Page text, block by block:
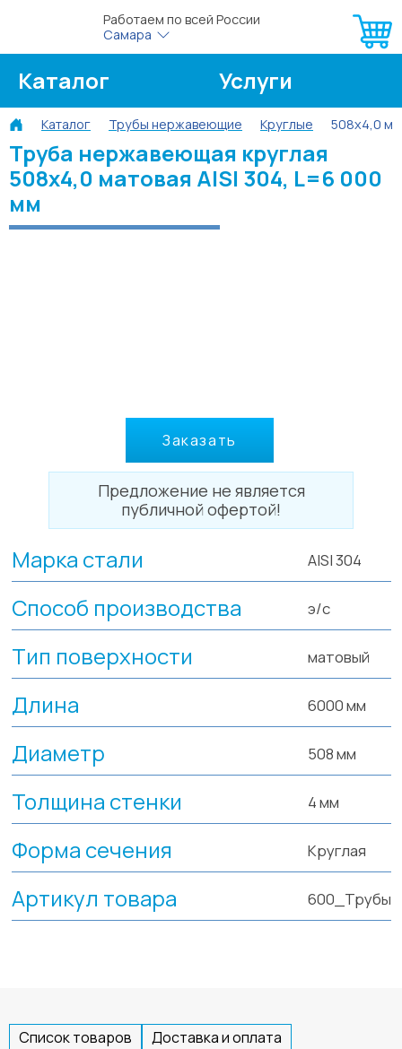
Работаем по всей России
Самара
Каталог
Услуги
О компании
Об оплате
Блог
Контакты
Каталог Трубы нержавеющие Круглые 508х4,0
Труба нержавеющая круглая
508х4,0 матовая AISI 304, L=6 000
мм
Заказать
Предложение не является
публичной офертой!
Марка стали AISI 304
Способ производства э/с
Тип поверхности матовый
Длина 6000 мм
Диаметр 508 мм
Толщина стенки 4 мм
Форма сечения Круглая
Артикул товара 600_Трубы
Список товаров
Доставка и оплата